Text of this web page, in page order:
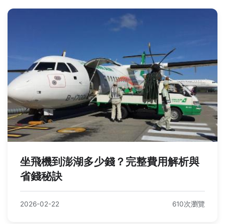
坐飛機到澎湖多少錢？完整費用解析與
省錢秘訣
2026-02-22 610次瀏覽